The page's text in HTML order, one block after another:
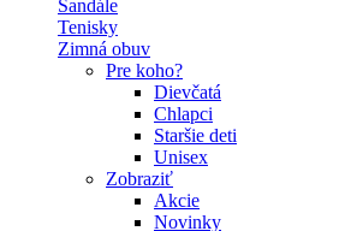
Sandále
Tenisky
Zimná obuv
Pre koho?
Dievčatá
Chlapci
Staršie deti
Unisex
Zobraziť
Akcie
Novinky